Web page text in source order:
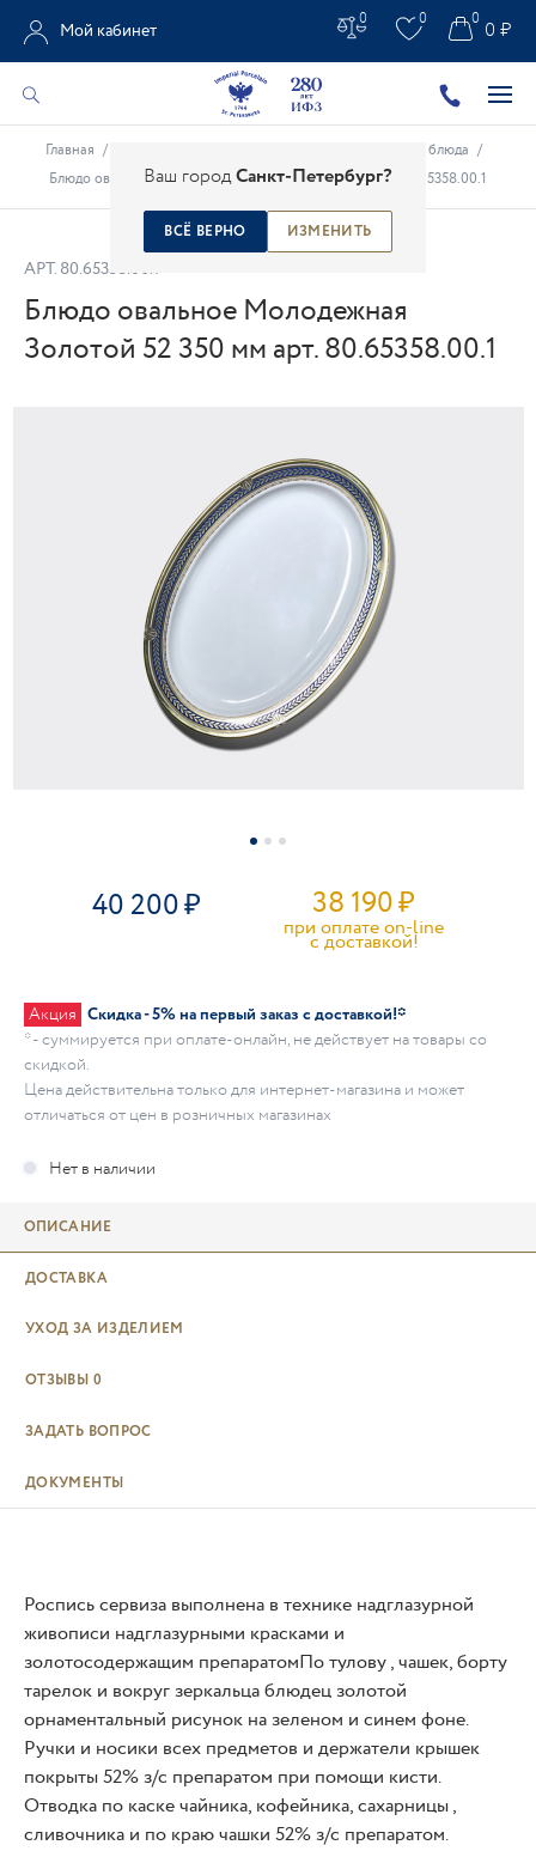
Ваш городСанкт-Петербург?
ВСЁ ВЕРНО ИЗМЕНИТЬ
Мой кабинет
0 0 0 ₽
0
Главная / Фарфоровые блюда /
Блюдо овальное Молодежная Золотой 52 350 мм арт. 80.65358.00.1
АРТ. 80.65358.00.1
Блюдо овальное Молодежная
Золотой 52 350 мм арт. 80.65358.00.1
40 200 38 190₽
при оплате on-line
c доставкой!
Акция Скидка - 5% на первый заказ с доставкой!*
* - суммируется при оплате-онлайн, не действует на товары со
скидкой.
Цена действительна только для интернет-магазина и может
отличаться от цен в розничных магазинах
ОПИСАНИЕ
ДОСТАВКА
УХОД ЗА ИЗДЕЛИЕМ
ОТЗЫВЫ 0
ЗАДАТЬ ВОПРОС
ДОКУМЕНТЫ
Роспись сервиза выполнена в технике надглазурной
живописи надглазурными красками и
золотосодержащим препаратомПо тулову , чашек, борту
тарелок и вокруг зеркальца блюдец золотой
орнаментальный рисунок на зеленом и синем фоне.
Ручки и носики всех предметов и держатели крышек
покрыты 52% з/с препаратом при помощи кисти.
Отводка по каске чайника, кофейника, сахарницы ,
сливочника и по краю чашки 52% з/с препаратом.